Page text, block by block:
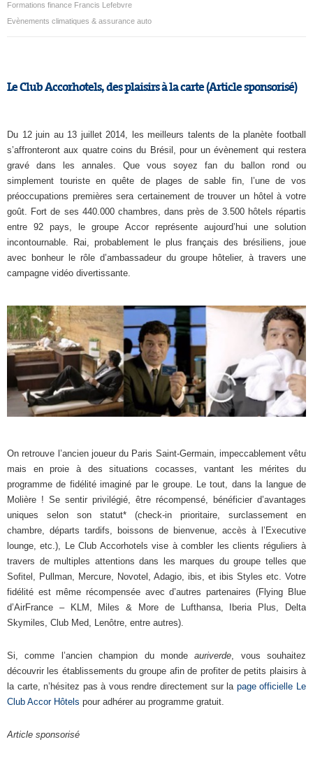
Formations finance Francis Lefebvre
Evènements climatiques & assurance auto
Le Club Accorhotels, des plaisirs à la carte (Article sponsorisé)
Du 12 juin au 13 juillet 2014, les meilleurs talents de la planète football
s’affronteront aux quatre coins du Brésil, pour un évènement qui restera
gravé dans les annales. Que vous soyez fan du ballon rond ou
simplement touriste en quête de plages de sable fin, l’une de vos
préoccupations premières sera certainement de trouver un hôtel à votre
goût. Fort de ses 440.000 chambres, dans près de 3.500 hôtels répartis
entre 92 pays, le groupe Accor représente aujourd’hui une solution
incontournable. Rai, probablement le plus français des brésiliens, joue
avec bonheur le rôle d’ambassadeur du groupe hôtelier, à travers une
campagne vidéo divertissante.
On retrouve l’ancien joueur du Paris Saint-Germain, impeccablement vêtu
mais en proie à des situations cocasses, vantant les mérites du
programme de fidélité imaginé par le groupe. Le tout, dans la langue de
Molière ! Se sentir privilégié, être récompensé, bénéficier d’avantages
uniques selon son statut* (check-in prioritaire, surclassement en
chambre, départs tardifs, boissons de bienvenue, accès à l’Executive
lounge, etc.), Le Club Accorhotels vise à combler les clients réguliers à
travers de multiples attentions dans les marques du groupe telles que
Sofitel, Pullman, Mercure, Novotel, Adagio, ibis, et ibis Styles etc. Votre
fidélité est même récompensée avec d’autres partenaires (Flying Blue
d’AirFrance – KLM, Miles & More de Lufthansa, Iberia Plus, Delta
Skymiles, Club Med, Lenôtre, entre autres).
Si, comme l’ancien champion du mondeauriverde , vous souhaitez
découvrir les établissements du groupe afin de profiter de petits plaisirs à
la carte, n’hésitez pas à vous rendre directement sur la page officielle Le
Club Accor Hôtels pour adhérer au programme gratuit.
Article sponsorisé